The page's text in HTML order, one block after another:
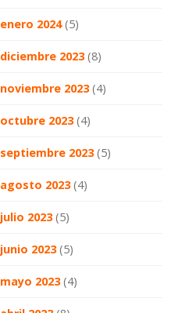
enero 2024(5)
diciembre 2023(8)
noviembre 2023(4)
octubre 2023(4)
septiembre 2023(5)
agosto 2023(4)
julio 2023(5)
junio 2023(5)
mayo 2023(4)